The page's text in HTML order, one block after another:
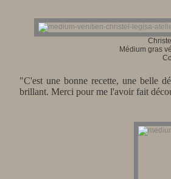
Médium gras
"C'est une bonne recette, une belle
brillant. Merci pour me l'avoir fait